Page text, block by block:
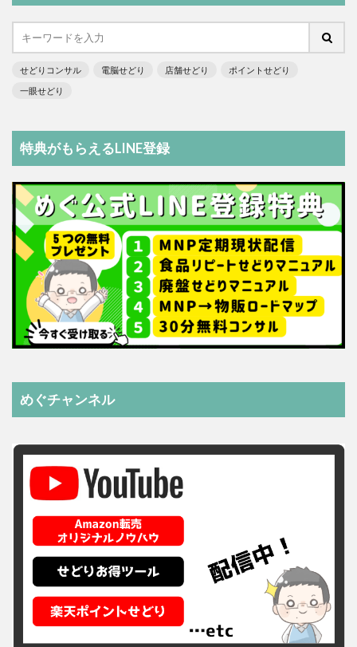
せどりコンサル 電脳せどり 店舗せどり
ポイントせどり
一眼せどり
特典がもらえるLINE登録
めぐチャンネル